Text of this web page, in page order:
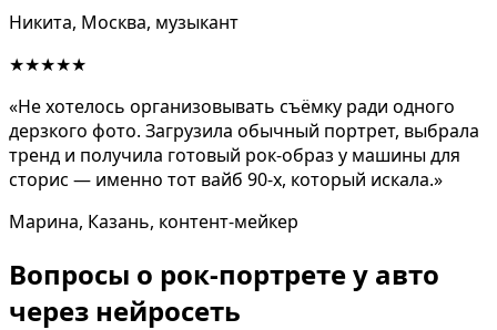
Никита, Москва, музыкант
★★★★★
«Не хотелось организовывать съёмку ради одного
дерзкого фото. Загрузила обычный портрет, выбрала
тренд и получила готовый рок-образ у машины для
сторис — именно тот вайб 90-х, который искала.»
Марина, Казань, контент-мейкер
Вопросы о рок-портрете у авто
через нейросеть